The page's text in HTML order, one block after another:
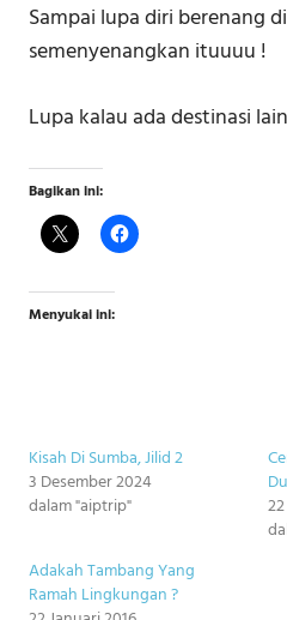
Sampai lupa diri berenang
semenyenangkan ituuuu !
Lupa kalau ada destinasi
Bagikan ini:
Menyukai ini:
Kisah Di Sumba, Jilid 2
3 Desember 2024
dalam "aiptrip"
Adakah Tambang Yang
Ramah Lingkungan ?